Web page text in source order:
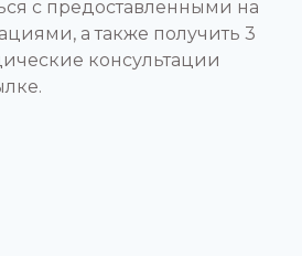
с предоставленными на
а также получить 3
консультации